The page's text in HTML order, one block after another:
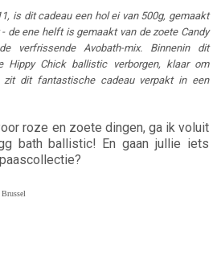
is dit cadeau een hol ei van 500g, gemaakt
de ene helft is gemaakt van de zoete Candy
verfrissende Avobath-mix. Binnenin dit
Hippy Chick ballistic
verborgen, klaar om
dit fantastische cadeau verpakt in een
roze en zoete dingen, ga ik voluit
bath ballistic! En gaan jullie iets